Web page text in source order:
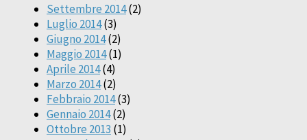
Settembre 2014(2)
Luglio 2014(3)
Giugno 2014(2)
Maggio 2014(1)
Aprile 2014(4)
Marzo 2014(2)
Febbraio 2014(3)
Gennaio 2014(2)
Ottobre 2013 (1)